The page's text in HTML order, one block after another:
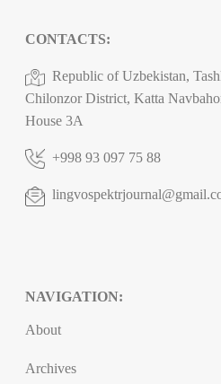
CONTACTS:
Republic of Uzbekistan,
Chilonzor District, Katta
House 3A
+998 93 097 75 88
NAVIGATION:
About
Archives